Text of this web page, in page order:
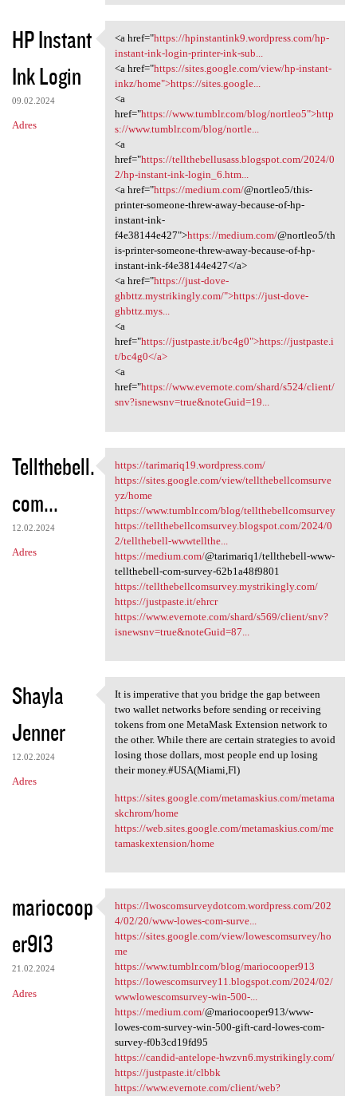
HP Instant
Ink Login
09.02.2024
Adres
<a href="https:/
<a href="https://hpinstantink9.wordpress.com/hp-
instant-ink-login-printer-ink-sub...
<a href="https://sites.google.com/view/hp-instant-
inkz/home">https://sites.google...
<a
href="https://www.tumblr.com/blog/nortleo5">http
s://www.tumblr.com/blog/nortle...
<a
href="https://tellthebellusass.blogspot.com/2024/0
2/hp-instant-ink-login_6.htm...
<a href="https://medium.com/@nortleo5/this-
printer-someone-threw-away-because-of-hp-
instant-ink-
f4e38144e427">https://medium.com/@nortleo5/th
is-printer-someone-threw-away-because-of-hp-
instant-ink-f4e38144e427</a>
<a href="https://just-dove-
ghbttz.mystrikingly.com/">https://just-dove-
ghbttz.mys...
<a
href="https://justpaste.it/bc4g0">https://justpaste.i
t/bc4g0</a>
<a
href="https://www.evernote.com/shard/s524/client/
snv?isnewsnv=true&noteGuid=19...
Tellthebell.
com...
12.02.2024
Adres
https://tarimariq19.wordpress
https://tarimariq19.wordpress.com/
https://sites.google.com/view/tellthebellcomsurve
yz/home
https://www.tumblr.com/blog/tellthebellcomsurvey
https://tellthebellcomsurvey.blogspot.com/2024/0
2/tellthebell-wwwtellthe...
https://medium.com/@tarimariq1/tellthebell-www-
tellthebell-com-survey-62b1a48f9801
https://tellthebellcomsurvey.mystrikingly.com/
https://justpaste.it/ehrcr
https://www.evernote.com/shard/s569/client/snv?
isnewsnv=true&noteGuid=87...
Shayla
Jenner
12.02.2024
Adres
It is imperative that you
It is imperative that you bridge the gap between
two wallet networks before sending or receiving
tokens from one MetaMask Extension network to
the other. While there are certain strategies to avoid
losing those dollars, most people end up losing
their money.#USA(Miami,Fl)
https://sites.google.com/metamaskius.com/metama
skchrom/home
https://web.sites.google.com/metamaskius.com/me
tamaskextension/home
mariocoop
er913
21.02.2024
Adres
https://lwoscomsurveydotcom
https://lwoscomsurveydotcom.wordpress.com/202
4/02/20/www-lowes-com-surve...
https://sites.google.com/view/lowescomsurvey/ho
me
https://www.tumblr.com/blog/mariocooper913
https://lowescomsurvey11.blogspot.com/2024/02/
wwwlowescomsurvey-win-500-...
https://medium.com/@mariocooper913/www-
lowes-com-survey-win-500-gift-card-lowes-com-
survey-f0b3cd19fd95
https://candid-antelope-hwzvn6.mystrikingly.com/
https://justpaste.it/clbbk
https://www.evernote.com/client/web?